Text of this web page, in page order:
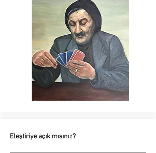
Eleştiriye açık mısınız?